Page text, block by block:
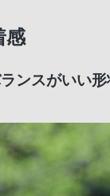
感
ンスがいい